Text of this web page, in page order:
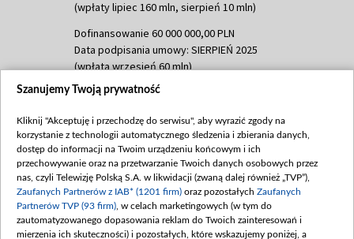
(wpłaty lipiec 160 mln, sierpień 10 mln)
Dofinansowanie 60 000 000,00 PLN
Data podpisania umowy: SIERPIEŃ 2025
(wpłata wrzesień 60 mln)
Dofinansowanie 635 783 051,21 PLN
(wpłata wrzesień 100 mln, październik 350
mln, listopad 265 mln)
Dofinansowanie 48 862 000,00 PLN
Data podpisania umowy: GRUDZIEŃ 2025
(wpłata grudzień 60,548 mln)
Dofinansowanie 900 000 000,00 PLN
Szanujemy Twoją prywatność
Kliknij "Akceptuję i przechodzę do serwisu", aby wyrazić zgody na
korzystanie z technologii automatycznego śledzenia i zbierania danych,
dostęp do informacji na Twoim urządzeniu końcowym i ich
przechowywanie oraz na przetwarzanie Twoich danych osobowych przez
nas, czyli Telewizję Polską S.A. w likwidacji (zwaną dalej również „TVP”),
Zaufanych Partnerów z IAB* (1201 firm) oraz pozostałych Zaufanych
Partnerów TVP (93 firm) , w celach marketingowych (w tym do
zautomatyzowanego dopasowania reklam do Twoich zainteresowań i
mierzenia ich skuteczności) i pozostałych, które wskazujemy poniżej, a